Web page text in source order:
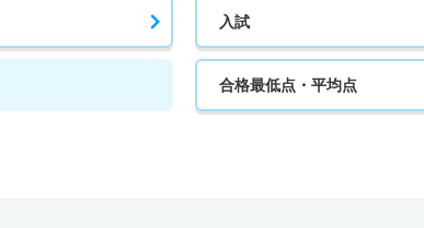
入試
合格最低点・平均点